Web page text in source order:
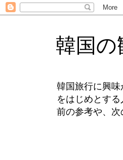
韓国の
韓国旅行に興
をはじめとす
前の参考や、